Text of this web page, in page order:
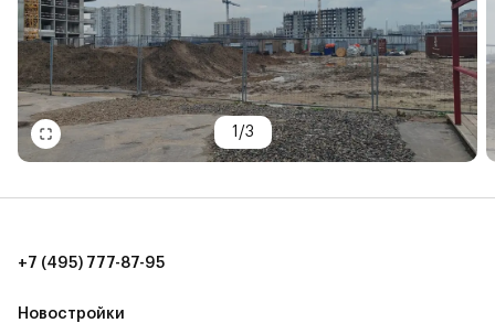
1 /3
Новостройки
+7 (495) 777-87-95